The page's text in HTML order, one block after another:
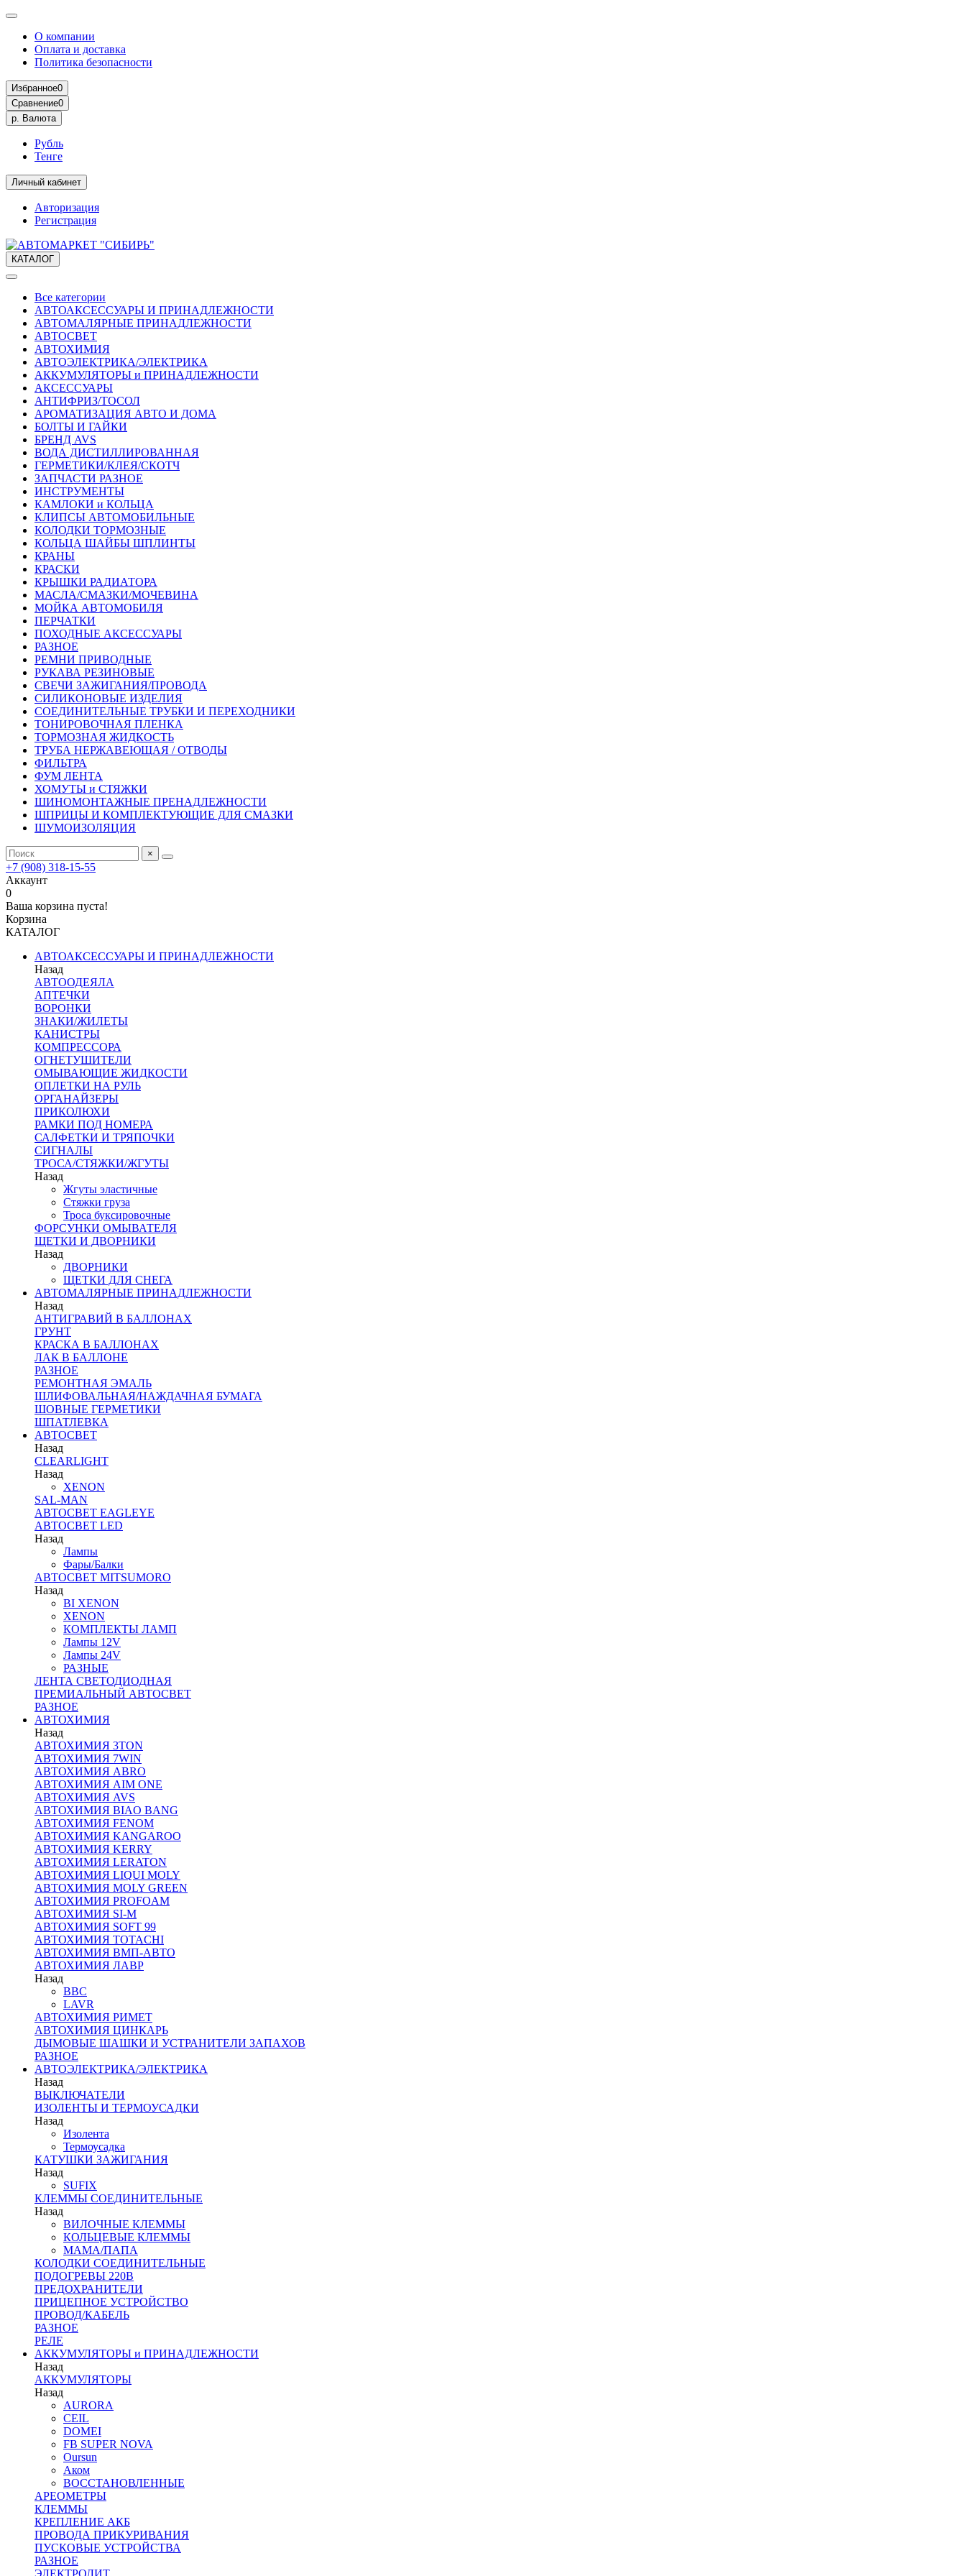
О компании
Оплата и доставка
Политика безопасности
Избранное0
Сравнение0
р. Валюта
Рубль
Тенге
Личный кабинет
Авторизация
Регистрация
КАТАЛОГ
Все категории
АВТОАКСЕССУАРЫ И ПРИНАДЛЕЖНОСТИ
АВТОМАЛЯРНЫЕ ПРИНАДЛЕЖНОСТИ
АВТОСВЕТ
АВТОХИМИЯ
АВТОЭЛЕКТРИКА/ЭЛЕКТРИКА
АККУМУЛЯТОРЫ и ПРИНАДЛЕЖНОСТИ
АКСЕССУАРЫ
АНТИФРИЗ/ТОСОЛ
АРОМАТИЗАЦИЯ АВТО И ДОМА
БОЛТЫ И ГАЙКИ
БРЕНД AVS
ВОДА ДИСТИЛЛИРОВАННАЯ
ГЕРМЕТИКИ/КЛЕЯ/СКОТЧ
ЗАПЧАСТИ РАЗНОЕ
ИНСТРУМЕНТЫ
КАМЛОКИ и КОЛЬЦА
КЛИПСЫ АВТОМОБИЛЬНЫЕ
КОЛОДКИ ТОРМОЗНЫЕ
КОЛЬЦА ШАЙБЫ ШПЛИНТЫ
КРАНЫ
КРАСКИ
КРЫШКИ РАДИАТОРА
МАСЛА/СМАЗКИ/МОЧЕВИНА
МОЙКА АВТОМОБИЛЯ
ПЕРЧАТКИ
ПОХОДНЫЕ АКСЕССУАРЫ
РАЗНОЕ
РЕМНИ ПРИВОДНЫЕ
РУКАВА РЕЗИНОВЫЕ
СВЕЧИ ЗАЖИГАНИЯ/ПРОВОДА
СИЛИКОНОВЫЕ ИЗДЕЛИЯ
СОЕДИНИТЕЛЬНЫЕ ТРУБКИ И ПЕРЕХОДНИКИ
ТОНИРОВОЧНАЯ ПЛЕНКА
ТОРМОЗНАЯ ЖИДКОСТЬ
ТРУБА НЕРЖАВЕЮЩАЯ / ОТВОДЫ
ФИЛЬТРА
ФУМ ЛЕНТА
ХОМУТЫ и СТЯЖКИ
ШИНОМОНТАЖНЫЕ ПРЕНАДЛЕЖНОСТИ
ШПРИЦЫ И КОМПЛЕКТУЮЩИЕ ДЛЯ СМАЗКИ
ШУМОИЗОЛЯЦИЯ
×
+7 (908) 318-15-55
Аккаунт
0
Ваша корзина пуста!
Корзина
КАТАЛОГ
АВТОАКСЕССУАРЫ И ПРИНАДЛЕЖНОСТИ
Назад
АВТООДЕЯЛА
АПТЕЧКИ
ВОРОНКИ
ЗНАКИ/ЖИЛЕТЫ
КАНИСТРЫ
КОМПРЕССОРА
ОГНЕТУШИТЕЛИ
ОМЫВАЮЩИЕ ЖИДКОСТИ
ОПЛЕТКИ НА РУЛЬ
ОРГАНАЙЗЕРЫ
ПРИКОЛЮХИ
РАМКИ ПОД НОМЕРА
САЛФЕТКИ И ТРЯПОЧКИ
СИГНАЛЫ
ТРОСА/СТЯЖКИ/ЖГУТЫ
Назад
Жгуты эластичные
Стяжки груза
Троса буксировочные
ФОРСУНКИ ОМЫВАТЕЛЯ
ЩЕТКИ И ДВОРНИКИ
Назад
ДВОРНИКИ
ЩЕТКИ ДЛЯ СНЕГА
АВТОМАЛЯРНЫЕ ПРИНАДЛЕЖНОСТИ
Назад
АНТИГРАВИЙ В БАЛЛОНАХ
ГРУНТ
КРАСКА В БАЛЛОНАХ
ЛАК В БАЛЛОНЕ
РАЗНОЕ
РЕМОНТНАЯ ЭМАЛЬ
ШЛИФОВАЛЬНАЯ/НАЖДАЧНАЯ БУМАГА
ШОВНЫЕ ГЕРМЕТИКИ
ШПАТЛЕВКА
АВТОСВЕТ
Назад
CLEARLIGHT
Назад
XENON
SAL-MAN
АВТОСВЕТ EAGLEYE
АВТОСВЕТ LED
Назад
Лампы
Фары/Балки
АВТОСВЕТ MITSUMORO
Назад
BI XENON
XENON
КОМПЛЕКТЫ ЛАМП
Лампы 12V
Лампы 24V
РАЗНЫЕ
ЛЕНТА СВЕТОДИОДНАЯ
ПРЕМИАЛЬНЫЙ АВТОСВЕТ
РАЗНОЕ
АВТОХИМИЯ
Назад
АВТОХИМИЯ 3TON
АВТОХИМИЯ 7WIN
АВТОХИМИЯ ABRO
АВТОХИМИЯ AIM ONE
АВТОХИМИЯ AVS
АВТОХИМИЯ BIAO BANG
АВТОХИМИЯ FENOM
АВТОХИМИЯ KANGAROO
АВТОХИМИЯ KERRY
АВТОХИМИЯ LERATON
АВТОХИМИЯ LIQUI MOLY
АВТОХИМИЯ MOLY GREEN
АВТОХИМИЯ PROFOAM
АВТОХИМИЯ SI-M
АВТОХИМИЯ SOFT 99
АВТОХИМИЯ TOTACHI
АВТОХИМИЯ ВМП-АВТО
АВТОХИМИЯ ЛАВР
Назад
BBC
LAVR
АВТОХИМИЯ РИМЕТ
АВТОХИМИЯ ЦИНКАРЬ
ДЫМОВЫЕ ШАШКИ И УСТРАНИТЕЛИ ЗАПАХОВ
РАЗНОЕ
АВТОЭЛЕКТРИКА/ЭЛЕКТРИКА
Назад
ВЫКЛЮЧАТЕЛИ
ИЗОЛЕНТЫ И ТЕРМОУСАДКИ
Назад
Изолента
Термоусадка
КАТУШКИ ЗАЖИГАНИЯ
Назад
SUFIX
КЛЕММЫ СОЕДИНИТЕЛЬНЫЕ
Назад
ВИЛОЧНЫЕ КЛЕММЫ
КОЛЬЦЕВЫЕ КЛЕММЫ
МАМА/ПАПА
КОЛОДКИ СОЕДИНИТЕЛЬНЫЕ
ПОДОГРЕВЫ 220В
ПРЕДОХРАНИТЕЛИ
ПРИЦЕПНОЕ УСТРОЙСТВО
ПРОВОД/КАБЕЛЬ
РАЗНОЕ
РЕЛЕ
АККУМУЛЯТОРЫ и ПРИНАДЛЕЖНОСТИ
Назад
АККУМУЛЯТОРЫ
Назад
AURORA
CEIL
DOMEI
FB SUPER NOVA
Oursun
Аком
ВОССТАНОВЛЕННЫЕ
АРЕОМЕТРЫ
КЛЕММЫ
КРЕПЛЕНИЕ АКБ
ПРОВОДА ПРИКУРИВАНИЯ
ПУСКОВЫЕ УСТРОЙСТВА
РАЗНОЕ
ЭЛЕКТРОЛИТ